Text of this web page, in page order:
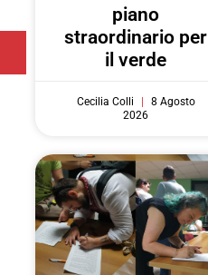
piano
straordinario per
il verde
Cecilia Colli
8 Agosto
2026